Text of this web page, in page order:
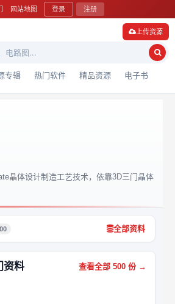
网站地图 登录 注册
专辑 热门软件 精品资源 电子书
上传资源
晶体设计制造工艺技术，依靠3D三门晶体
全部资料
资料 查看全部 500 份 →